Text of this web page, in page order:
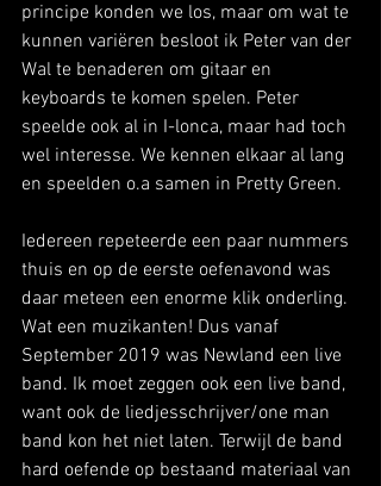
principe konden we los, maar om wat te
kunnen variëren besloot ik Peter van der
Wal te benaderen om gitaar en
keyboards te komen spelen. Peter
speelde ook al in I-lonca, maar had toch
wel interesse. We kennen elkaar al lang
en speelden o.a samen in Pretty Green.
Iedereen repeteerde een paar nummers
thuis en op de eerste oefenavond was
daar meteen een enorme klik onderling.
Wat een muzikanten! Dus vanaf
September 2019 was Newland een live
band. Ik moet zeggen ook een live band,
want ook de liedjesschrijver/one man
band kon het niet laten. Terwijl de band
hard oefende op bestaand materiaal van